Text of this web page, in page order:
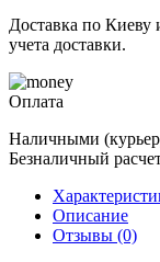
Доставка по Киеву
учета доставки.
Оплата
Наличными
Безналичный
Описание
Отзывы (0)